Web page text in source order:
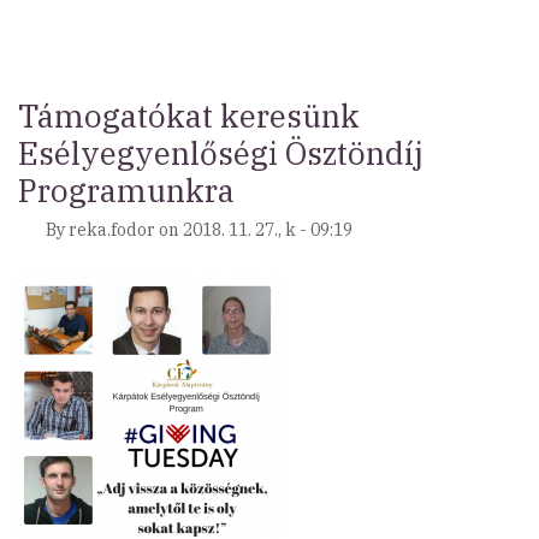
Támogatókat keresünk
Esélyegyenlőségi Ösztöndíj
Programunkra
By reka.fodor on 2018. 11. 27., k - 09:19